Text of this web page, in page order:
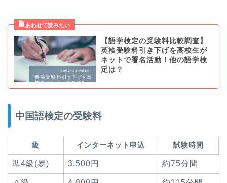
【語学検定の受験料比較調査】
英検受験料引き下げを高校生が
ネットで署名活動！他の語学検
定は？
中国語検定の受験料
級 インターネット申込 試験時間
準4級(易) 3,500円 約75分間